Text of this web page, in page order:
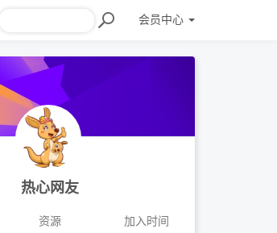
会员中心
热心网友
资源 加入时间